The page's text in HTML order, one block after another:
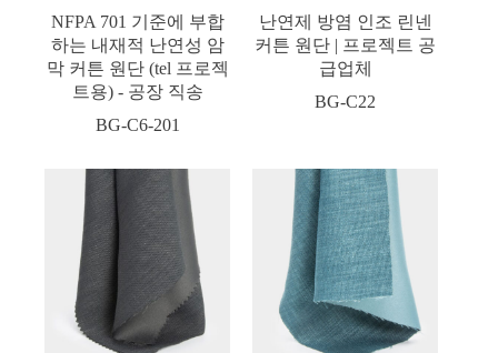
NFPA 701 기준에 부합
하는 내재적 난연성 암
막 커튼 원단 (tel 프로젝
트용) - 공장 직송
BG-C6-201
난연제 방염 인조 린넨
커튼 원단 | 프로젝트 공
급업체
BG-C22